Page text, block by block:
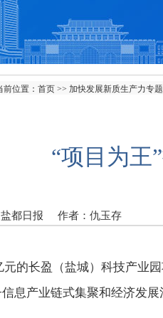
前位置： 首页 >> 加快发展新质生产力专题
“项目为王
都日报 作者：仇玉存
元的长盈（盐城）科技产业
息产业链式集聚和经济发展